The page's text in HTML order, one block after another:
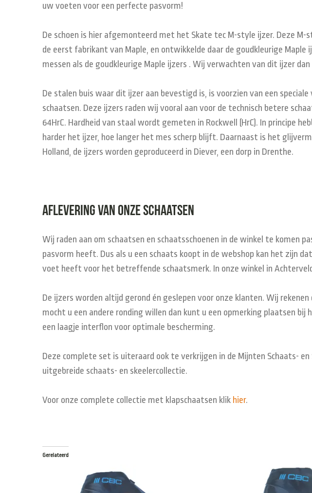
uw voeten voor een perfecte pasvorm!
De schoen is hier afgemonteerd met het Skate tec M-style ijzer. Deze M-
de eerst fabrikant van Maple, en ontwikkelde daar de goudkleurige Maple
messen als de goudkleurige Maple ijzers . Wij verwachten van dit ijzer
De stalen buis waar dit ijzer aan bevestigd is, is voorzien van een
schaatsen. Deze ijzers raden wij vooral aan voor de technisch betere
64HrC. Hardheid van staal wordt gemeten in Rockwell (HrC). In principe
harder het ijzer, hoe langer het mes scherp blijft. Daarnaast is het
Holland, de ijzers worden geproduceerd in Diever, een dorp in Drenthe.
Aflevering van onze schaatsen
Wij raden aan om schaatsen en schaatsschoenen in de winkel te komen
pasvorm heeft. Dus als u een schaats koopt in de webshop kan het zijn
voet heeft voor het betreffende schaatsmerk. In onze winkel in
De ijzers worden altijd gerond én geslepen voor onze klanten. Wij
mocht u een andere ronding willen dan kunt u een opmerking plaatsen
een laagje interflon voor optimale bescherming.
Deze complete set is uiteraard ook te verkrijgen in de Mijnten Schaats-
uitgebreide schaats- en skeelercollectie.
Voor onze complete collectie met klapschaatsen klik hier.
Gerelateerd